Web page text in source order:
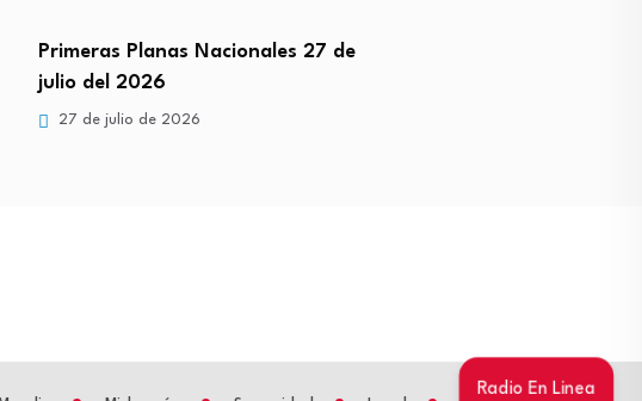
Radio En Linea
Primeras Planas Nacionales 27 de
julio del 2026
27 de julio de 2026